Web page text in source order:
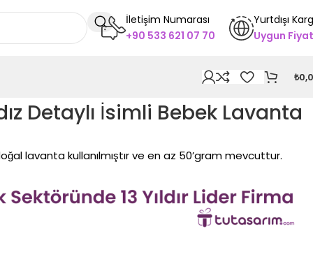
İletişim Numarası
+90 533 621 07 70
Yurtdışı
Uygun Fiyat
₺
Detaylı İsimli Bebek Lavanta
lavanta kullanılmıştır ve en az 50’gram mevcuttur.